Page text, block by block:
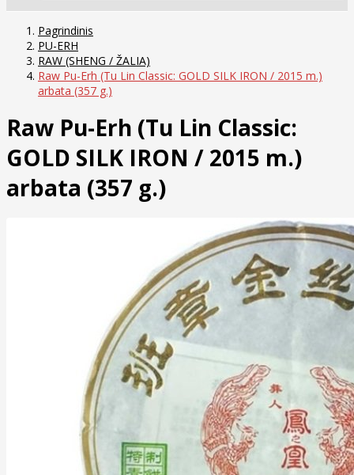
Pagrindinis
PU-ERH
RAW (SHENG / ŽALIA)
Raw Pu-Erh (Tu Lin Classic: GOLD SILK IRON / 2015 m.)
arbata (357 g.)
Raw Pu-Erh (Tu Lin Classic:
GOLD SILK IRON / 2015 m.)
arbata (357 g.)